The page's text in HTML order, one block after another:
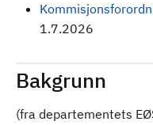
1.7.2026
Bakgrunn
(fra departementets